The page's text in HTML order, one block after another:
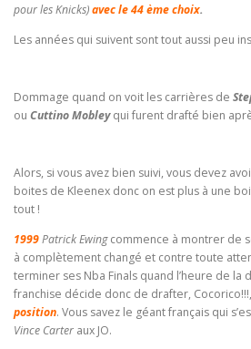
pour les Knicks)avec le 44 ème choix.
Les années qui suivent sont tout aussi peu
Dommage quand on voit les carrières de
ou Cuttino Mobley qui furent drafté bien
Alors, si vous avez bien suivi, vous devez
boites de Kleenex donc on est plus à une
tout !
1999Patrick Ewingcommence à montrer de
à complètement changé et contre toute
terminer ses Nba Finals quand l’heure de la
franchise décide donc de drafter, Cocorico!!!,
position. Vous savez le géant français qui
Vince Carter aux JO.